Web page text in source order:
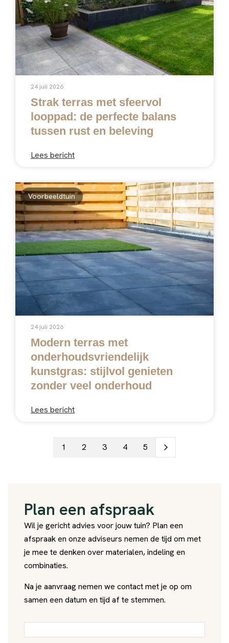
24 juli 2026
Strak terras met sfeervol
looppad: de perfecte balans
tussen rust en beleving
Lees bericht
Voorbeeldtuin
24 juli 2026
Modern terras met
onderhoudsvriendelijk
kunstgras: stijlvol genieten
zonder veel onderhoud
Lees bericht
1 2 3 4 5
Plan een afspraak​
Wil je gericht advies voor jouw tuin? Plan een
afspraak en onze adviseurs nemen de tijd om met
je mee te denken over materialen, indeling en
combinaties.
Na je aanvraag nemen we contact met je op om
samen een datum en tijd af te stemmen.